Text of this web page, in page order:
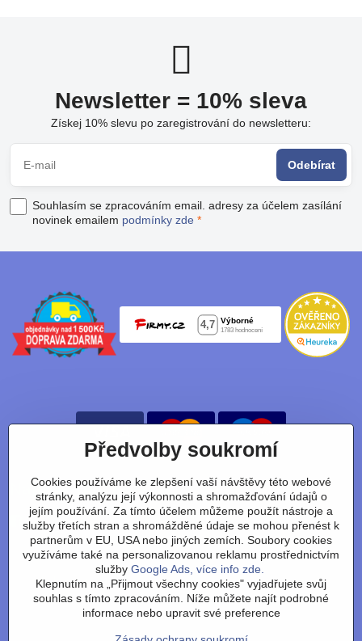
Newsletter = 10% sleva
Získej 10% slevu po zaregistrování do newsletteru:
Odebírat
Souhlasím se zpracováním email. adresy za účelem zasílání
novinek emailem podmínky zde *
Nájdete nás taky na:
Facebook Instagram Youtube Tiktok
Obchodní podmínky/vrácení zboží/reklamace/výměna
zboží/články/technologie/recenze/o nás /FAQ/kontakt
Předvolby soukromí
Cookies používáme ke zlepšení vaší návštěvy této webové
stránky, analýzu její výkonnosti a shromažďování údajů o
jejím používání. Za tímto účelem můžeme použít nástroje a
služby třetích stran a shromážděné údaje se mohou přenést k
partnerům v EU, USA nebo jiných zemích. Soubory cookies
využíváme také na personalizovanou reklamu prostřednictvím
služby Google Ads, více info zde.
Klepnutím na „Přijmout všechny cookies" vyjadřujete svůj
souhlas s tímto zpracováním. Níže můžete najít podrobné
informace nebo upravit své preference